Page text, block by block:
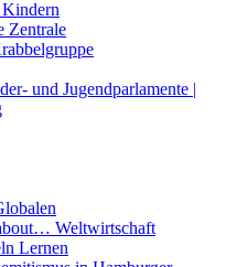
Zentrale
und Jugendparlamente |
Weltwirtschaft
Lernen